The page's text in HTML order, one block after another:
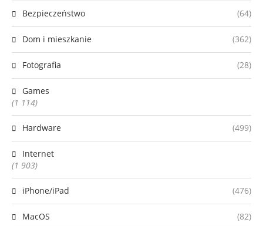
Bezpieczeństwo (64)
Dom i mieszkanie (362)
Fotografia (28)
Games
(1 114)
Hardware (499)
Internet
(1 903)
iPhone/iPad (476)
MacOS (82)